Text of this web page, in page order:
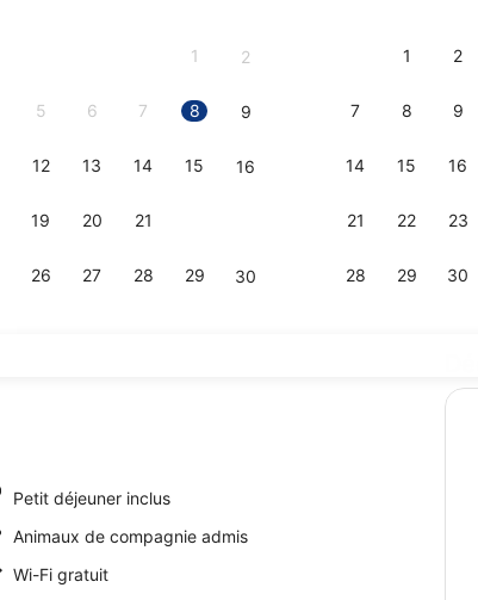
1 2
5 6 7 8 9
12 13 14 15 16
19 20 21
26 27 28 29 30
1 2
7 8 9
14 15 16
21 22 23
28 29 30
Petit déjeuner inclus
Animaux de compagnie admis
Wi-Fi gratuit